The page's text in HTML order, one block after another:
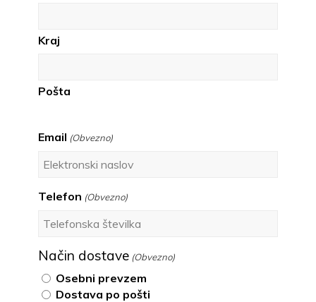
Kraj
Pošta
Email (Obvezno)
Telefon (Obvezno)
Način dostave (Obvezno)
Osebni prevzem
Dostava po pošti